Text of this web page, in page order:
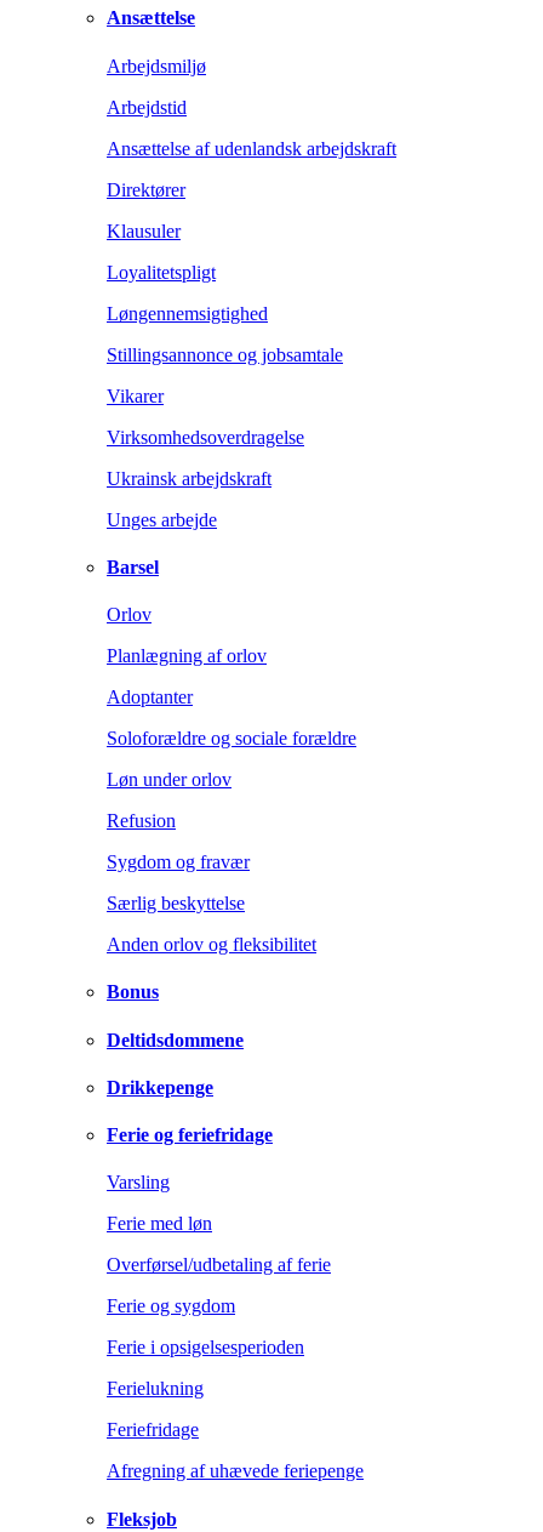
Ansættelse
Arbejdsmiljø
Arbejdstid
Ansættelse af udenlandsk arbejdskraft
Direktører
Klausuler
Loyalitetspligt
Løngennemsigtighed
Stillingsannonce og jobsamtale
Vikarer
Virksomhedsoverdragelse
Ukrainsk arbejdskraft
Unges arbejde
Barsel
Orlov
Planlægning af orlov
Adoptanter
Soloforældre og sociale forældre
Løn under orlov
Refusion
Sygdom og fravær
Særlig beskyttelse
Anden orlov og fleksibilitet
Bonus
Deltidsdommene
Drikkepenge
Ferie og feriefridage
Varsling
Ferie med løn
Overførsel/udbetaling af ferie
Ferie og sygdom
Ferie i opsigelsesperioden
Ferielukning
Feriefridage
Afregning af uhævede feriepenge
Fleksjob